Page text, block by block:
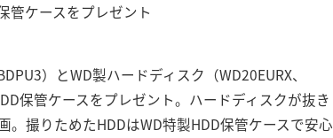
管ケースをプレゼント
）とWD製ハードディスク（WD20EURX、
保管ケースをプレゼント。ハードディスクが抜き
撮りためたHDDはWD特製HDD保管ケースで安心